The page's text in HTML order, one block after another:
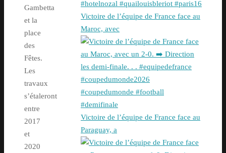
Gambetta
et la
place
des
Fêtes.
Les
travaux
s’étaleront
entre
2017
et
2020
Victoire de l’équipe de France face au
Maroc, avec
Victoire de l’équipe de France face au
Paraguay, a